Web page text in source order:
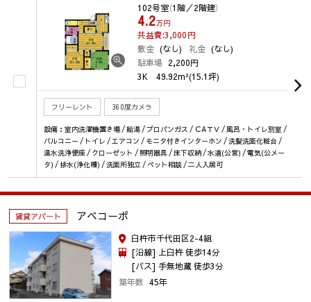
102号室（1階／2階建）
4.2万円
共益費:3,000円
敷金 (なし) 礼金 (なし)
駐車場 2,200円
3K 49.92m²(15.1坪)
フリーレント 360度カメラ
設備：室内洗濯機置き場 / 給湯 / プロパンガス / ＣAＴＶ / 風呂・トイレ別室 /
バルコニー / トイレ / エアコン / モニタ付きインターホン / 洗髪洗面化粧台 /
温水洗浄便座 / クローゼット / 照明器具 / 床下収納 / 水道(公営) / 電気(公メー
タ) / 排水(浄化槽) / 洗面所独立 / ペット相談 / 二人入居可
賃貸アパート アベコーポ
臼杵市千代田区2-4組
[沿線] 上臼杵 徒歩14分
[バス] 手無地蔵 徒歩3分
築年数 45年